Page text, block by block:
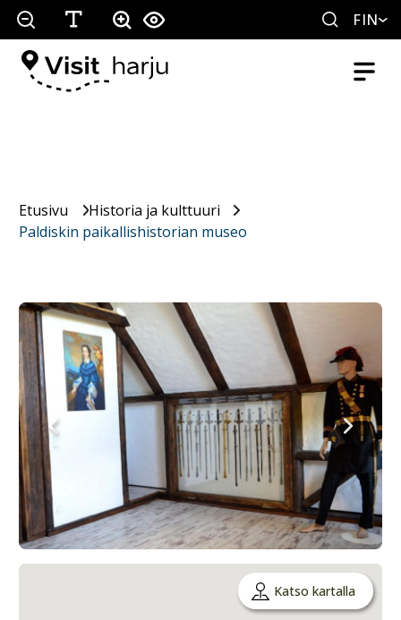
FIN
Etusivu
Historia ja kulttuuri
Paldiskin paikallishistorian museo
Katso kartalla